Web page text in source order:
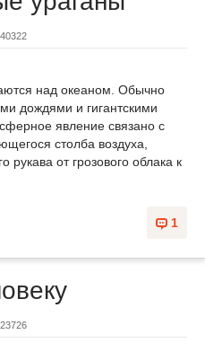
40322
над океаном. Обычно
дождями и ги­гантскими
явление связано с
столба воздуха,
рукава от грозового облака к
1
23726